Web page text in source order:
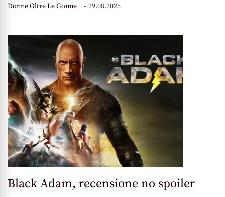
Donne Oltre Le Gonne 29.08.2025
Black Adam, recensione no spoiler